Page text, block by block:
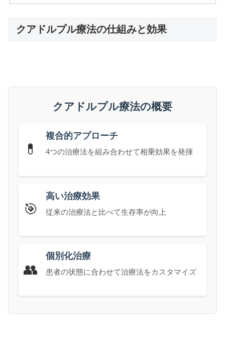
クアドルプル療法の仕組みと効果
クアドルプル療法の概要
💊
複合的アプローチ
4つの治療法を組み合わせて相乗効果を発揮
🎯
高い治療効果
従来の治療法と比べて生存率が向上
👥
個別化治療
患者の状態に合わせて治療法をカスタマイズ